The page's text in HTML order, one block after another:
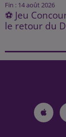
Fin : 14 août 2026
⚽ Jeu
le retour du